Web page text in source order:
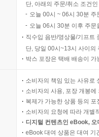
단, 아래의 주문/취소 조건
오늘 00시 ~ 06시 30분
오늘 06시 30분 이후 주
직수입 음반/영상물/기프트
단, 당일 00시~13시 사이의
박스 포장은 택배 배송이
소비자의 책임 있는 사유로
소비자의 사용, 포장 개봉
복제가 가능한 상품 등의
소비자의 요청에 따라 개별
디지털 컨텐츠인 eBook,
eBook 대여 상품은 대여 기